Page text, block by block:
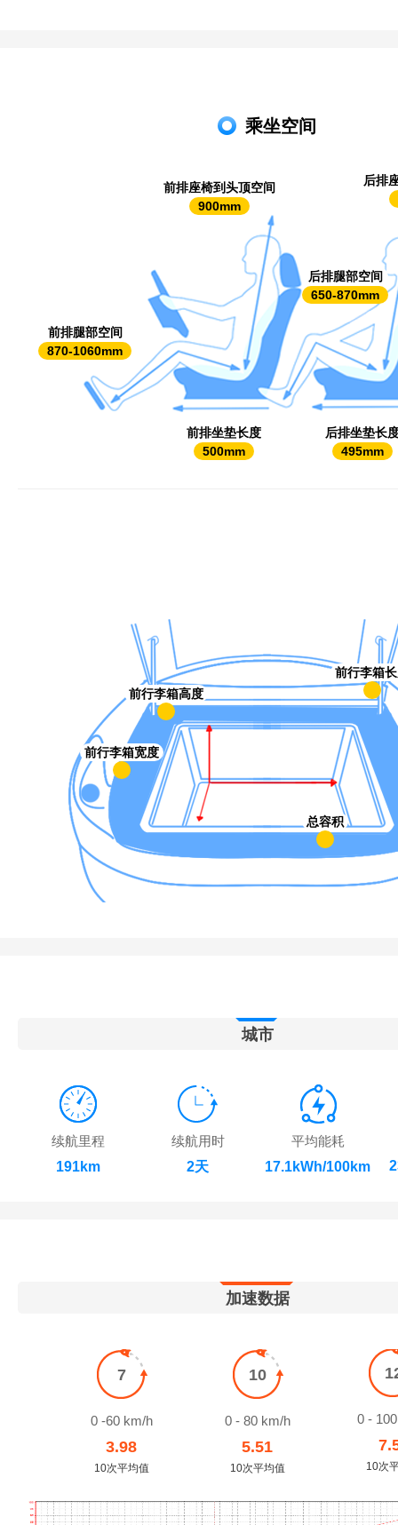
乘坐空间
前排座椅到头顶空间
900mm
后排
前排腿部空间
870-1060mm
后排腿部空间
650-870mm
前排坐垫长度
500mm
后排坐垫长
495mm
前行李箱高度
前行李箱
前行李箱宽度
总容积
城市
续航里程
191km
续航用时
2天
平均能耗
17.1kWh/100km
加速数据
7
0 -60 km/h
3.98
10次平均值
10
0 - 80 km/h
5.51
10次平均值
0 -
10次